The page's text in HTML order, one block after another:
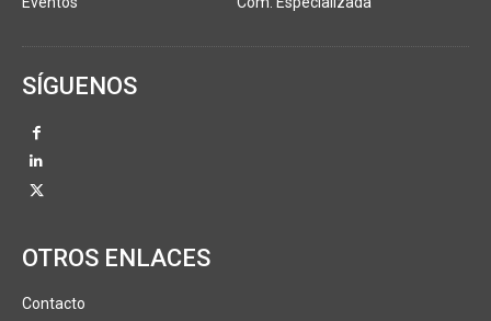
SÍGUENOS
OTROS ENLACES
Contacto